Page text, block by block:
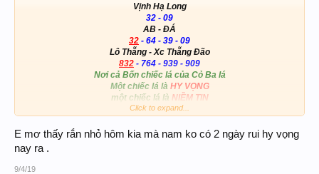
Vịnh Hạ Long
32 - 09
AB - ĐÁ
32 - 64 - 39 - 09
Lô Thẵng - Xc Thẵng Đão
832 - 764 - 939 - 909
Nơi cả Bốn chiếc lá của Cỏ Ba lá
Một chiếc lá là HY VỌNG
một chiếc lá là NIỀM TIN
Một chiếc lá dành choTÌNH YÊU
View attachment 161717
Click to expand...
E mơ thấy rắn nhỏ hôm kia mà nam ko có 2 ngày rui hy vọng
nay ra .
9/4/19